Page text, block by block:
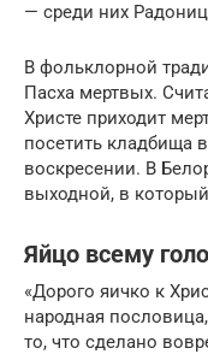
— среди них
В фольклорной
Пасха мертвых.
Христе приходит
посетить кладбища
воскресении. В
выходной, в
Яйцо всему
«Дорого яичко к
народная
то, что сделано